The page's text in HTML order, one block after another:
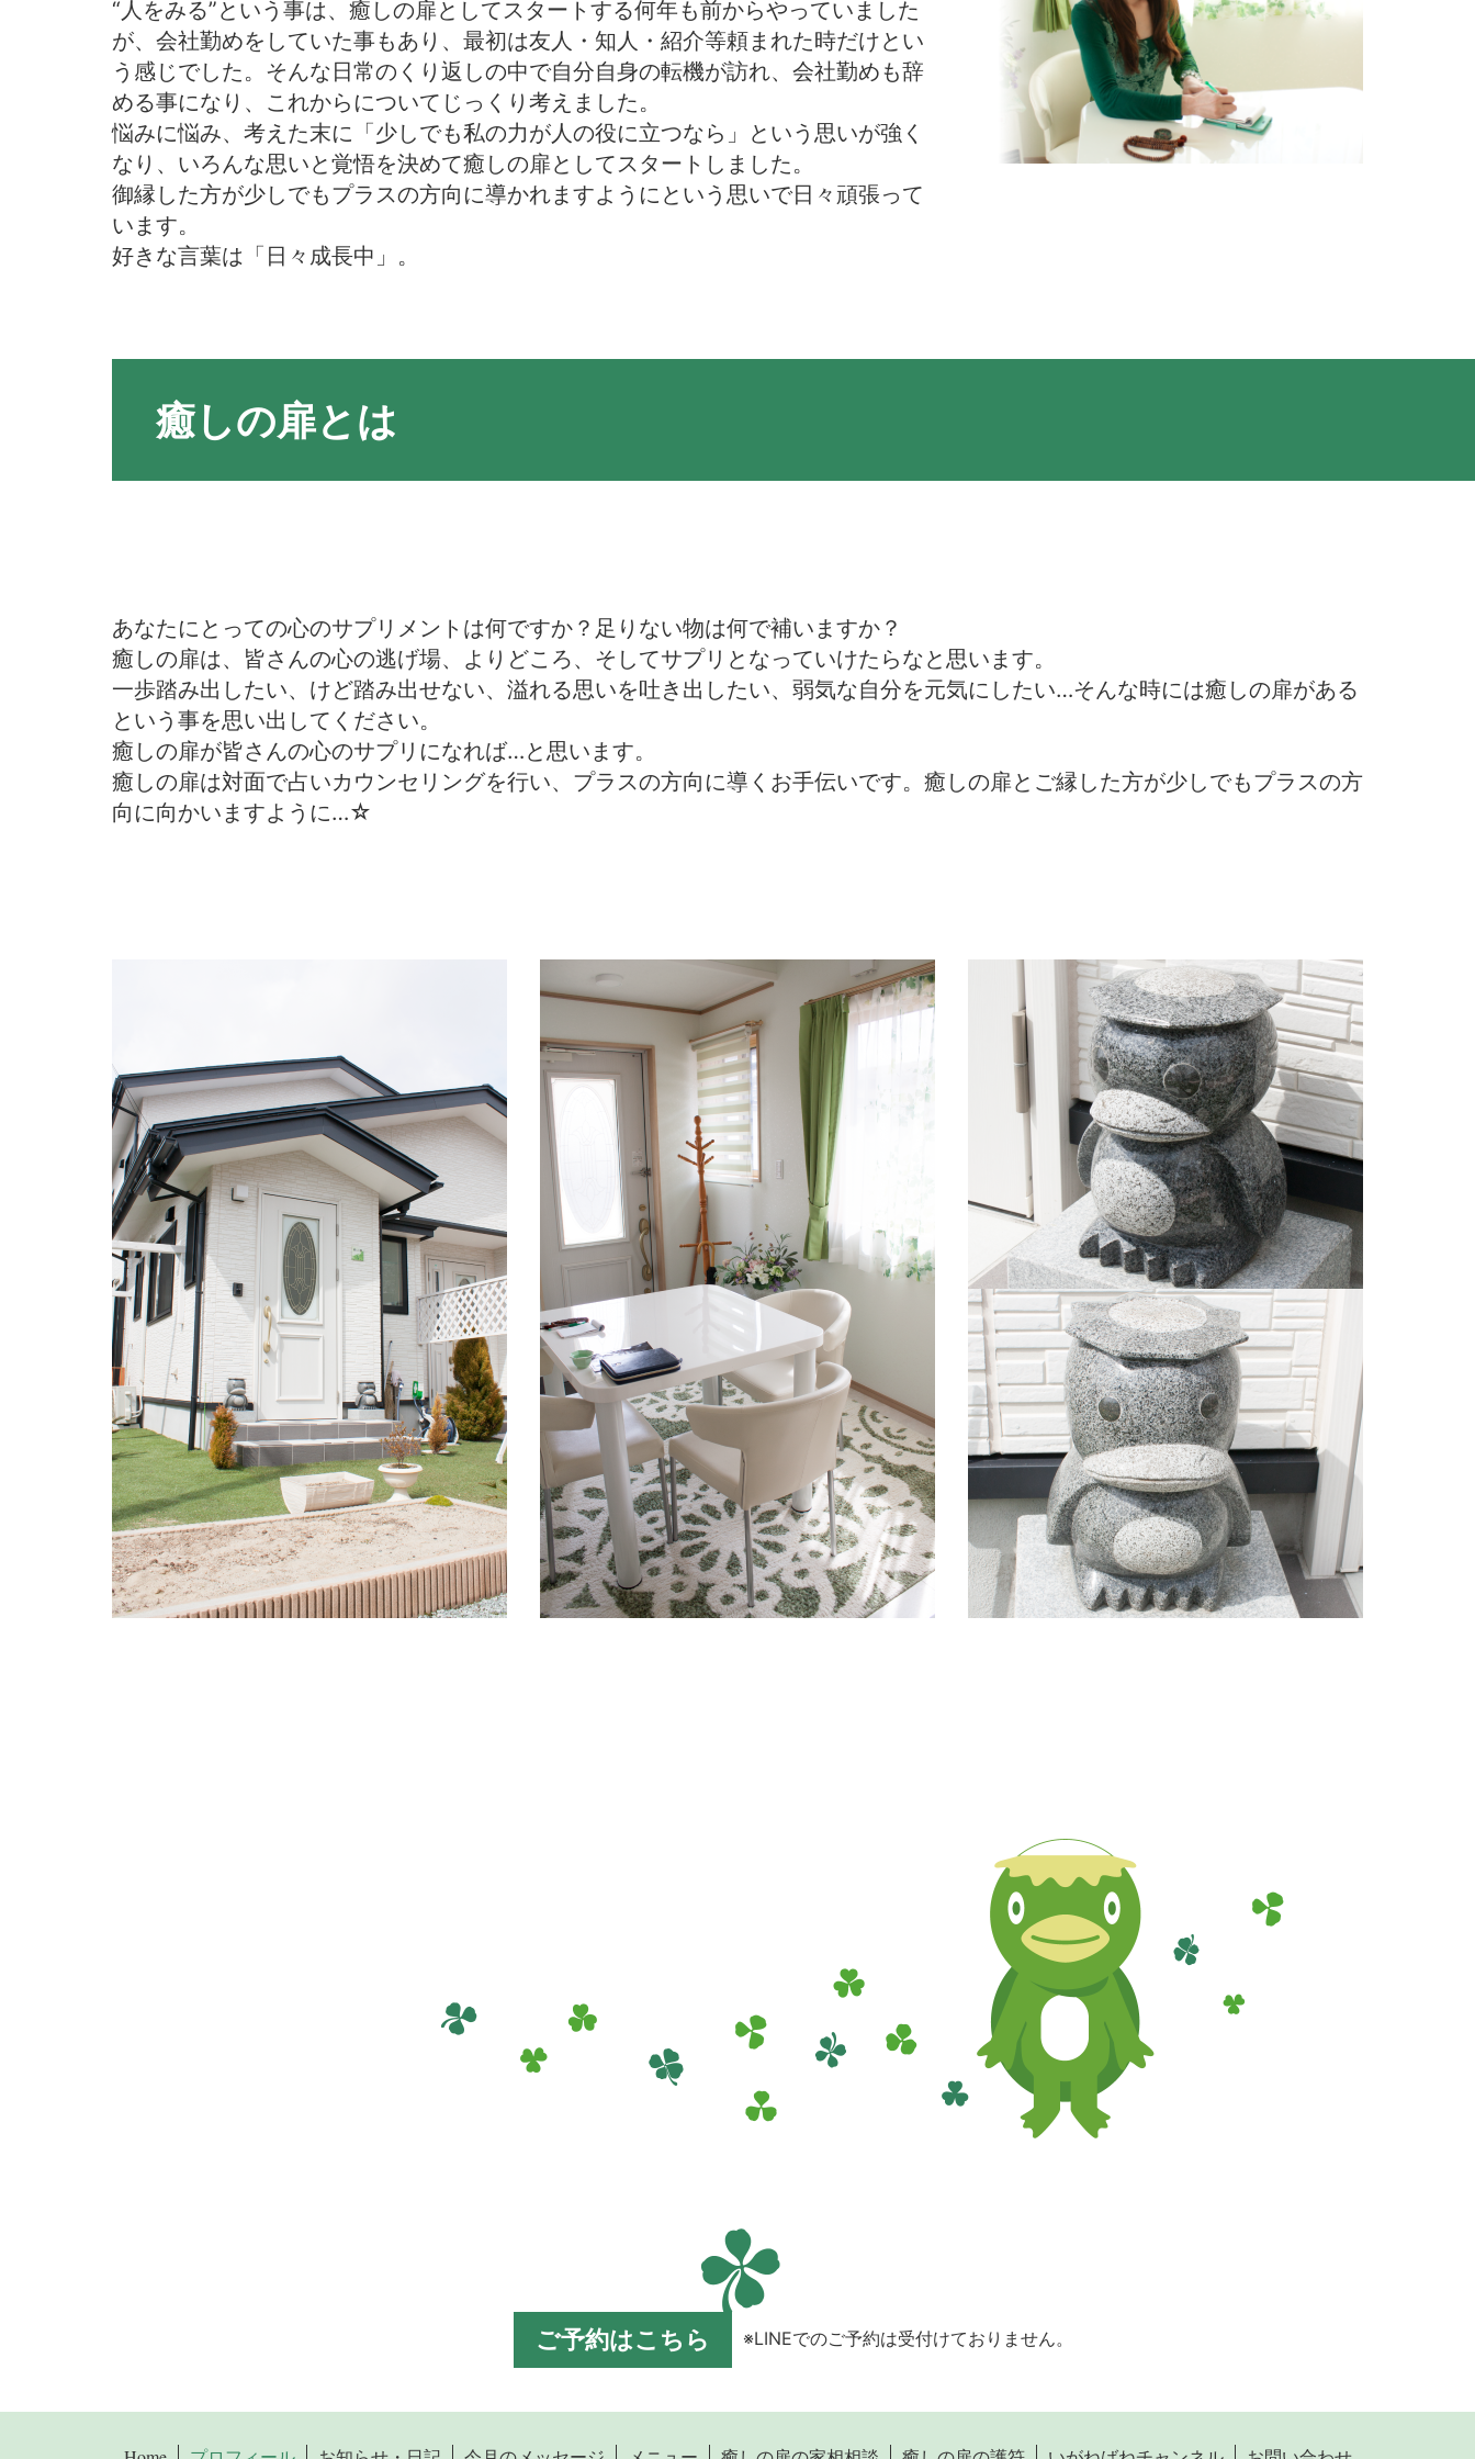
“人をみる”という事は、癒しの扉としてスタートする何年も前からやっていました
が、会社勤めをしていた事もあり、最初は友人・知人・紹介等頼まれた時だけとい
う感じでした。そんな日常のくり返しの中で自分自身の転機が訪れ、会社勤めも辞
める事になり、これからについてじっくり考えました。
悩みに悩み、考えた末に「少しでも私の力が人の役に立つなら」という思いが強く
なり、いろんな思いと覚悟を決めて癒しの扉としてスタートしました。
御縁した方が少しでもプラスの方向に導かれますようにという思いで日々頑張って
います。
好きな言葉は「日々成長中」。
癒しの扉とは
あなたにとっての心のサプリメントは何ですか？足りない物は何で補いますか？
癒しの扉は、皆さんの心の逃げ場、よりどころ、そしてサプリとなっていけたらなと思います。
一歩踏み出したい、けど踏み出せない、溢れる思いを吐き出したい、弱気な自分を元気にしたい…そんな時には癒しの扉がある
という事を思い出してください。
癒しの扉が皆さんの心のサプリになれば…と思います。
癒しの扉は対面で占いカウンセリングを行い、プラスの方向に導くお手伝いです。癒しの扉とご縁した方が少しでもプラスの方
向に向かいますように…☆
ご予約はこちら ※LINEでのご予約は受付けておりません。